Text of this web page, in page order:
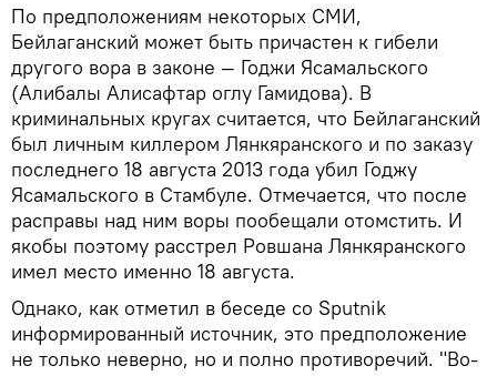
По предположениям некоторых СМИ,
Бейлаганский может быть причастен к гибели
другого вора в законе — Годжи Ясамальского
(Алибалы Алисафтар оглу Гамидова). В
криминальных кругах считается, что Бейлаганский
был личным киллером Лянкяранского и по заказу
последнего 18 августа 2013 года убил Годжу
Ясамальского в Стамбуле. Отмечается, что после
расправы над ним воры пообещали отомстить. И
якобы поэтому расстрел Ровшана Лянкяранского
имел место именно 18 августа.
Однако, как отметил в беседе со Sputnik
информированный источник, это предположение
не только неверно, но и полно противоречий. "Во-